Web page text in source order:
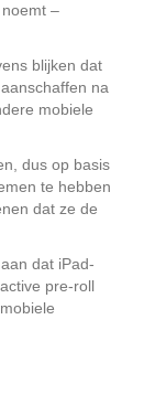
–
blijken dat
na
mobiele
dus op basis
te hebben
dat ze de
dat iPad-
pre-roll